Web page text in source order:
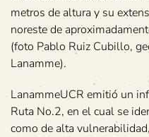
metros de altura y su
noreste de
(foto Pablo Ruiz Cubillo,
Lanamme).
LanammeUCR emitió un
Ruta No.2, en el cual se
como de alta